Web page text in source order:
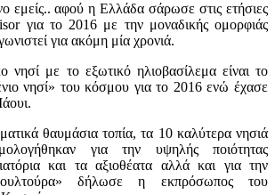
εμείς.. αφού η Ελλάδα σάρωσε στις ετήσιες
για το 2016 με την μοναδικής ομορφιάς
για ακόμη μία χρονιά.
νησί με το εξωτικό ηλιοβασίλεμα είναι το
νησί» του κόσμου για το 2016 ενώ έχασε
θαυμάσια τοπία, τα 10 καλύτερα νησιά
για την υψηλής ποιότητας
και τα αξιοθέατα αλλά και για την
δήλωσε η εκπρόσωπος του